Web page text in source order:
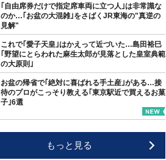
｢自由席券だけで指定席車両に立つ人｣は非常識な
のか…｢お盆の大混雑｣をさばくJR東海の"真逆の
見解"
これで｢愛子天皇｣はかえって近づいた…島田裕巳
｢野望にとらわれた麻生太郎が見落とした皇室典範
の大原則｣
お盆の帰省で｢絶対に喜ばれる手土産｣がある…接
待のプロがこっそり教える｢東京駅近で買えるお菓
子｣6選
もっと見る